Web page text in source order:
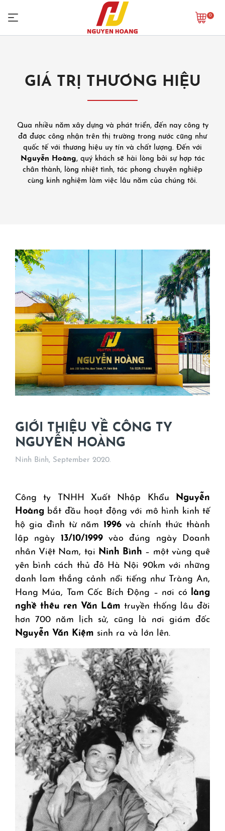
0
GIÁ TRỊ THƯƠNG HIỆU
Qua nhiều năm xây dựng và phát triển, đến nay công ty
đã được công nhận trên thị trường trong nước cũng như
quốc tế với thương hiệu uy tín và chất lượng. Đến với
Nguyễn Hoàng, quý khách sẽ hài lòng bởi sự hợp tác
chân thành, lòng nhiệt tình, tác phong chuyên nghiệp
cùng kinh nghiệm làm việc lâu năm của chúng tôi.
GIỚI THIỆU VỀ CÔNG TY
NGUYỄN HOÀNG
Ninh Binh, September 2020.
Công ty TNHH Xuất Nhập Khẩu Nguyễn
Hoàng bắt đầu hoạt động với mô hình kinh tế
hộ gia đình từ năm 1996và chính thức thành
lập ngày 13/10/1999vào đúng ngày Doanh
nhân Việt Nam, tại Ninh Bình – một vùng quê
yên bình cách thủ đô Hà Nội 90km với những
danh lam thắng cảnh nổi tiếng như Tràng An,
Hang Múa, Tam Cốc Bích Động – nơi có làng
nghề thêu ren Văn Lâm truyền thống lâu đời
hơn 700 năm lịch sử, cũng là nơi giám đốc
Nguyễn Văn Kiệm sinh ra và lớn lên.